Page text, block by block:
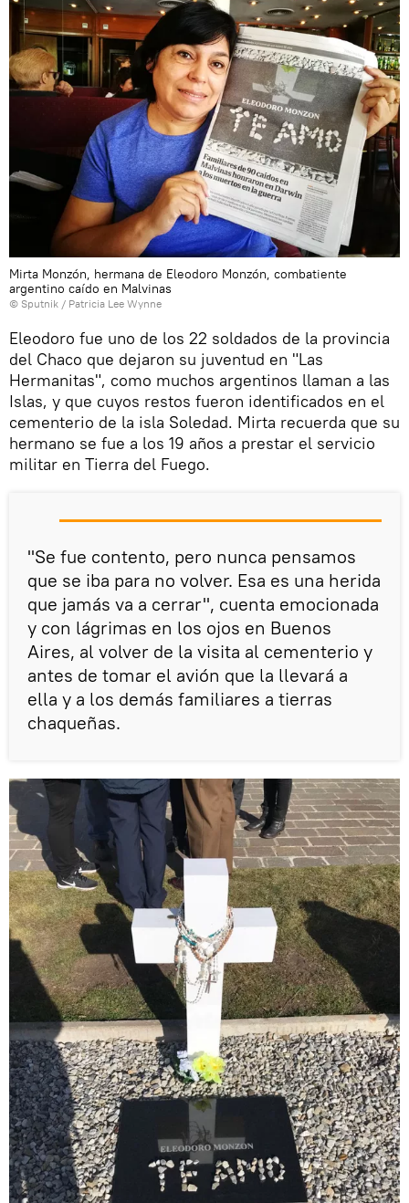
Mirta Monzón, hermana de Eleodoro Monzón, combatiente
argentino caído en Malvinas
© Sputnik / Patricia Lee Wynne
Eleodoro fue uno de los 22 soldados de la provincia
del Chaco que dejaron su juventud en "Las
Hermanitas", como muchos argentinos llaman a las
Islas, y que cuyos restos fueron identificados en el
cementerio de la isla Soledad. Mirta recuerda que su
hermano se fue a los 19 años a prestar el servicio
militar en Tierra del Fuego.
"Se fue contento, pero nunca pensamos
que se iba para no volver. Esa es una herida
que jamás va a cerrar", cuenta emocionada
y con lágrimas en los ojos en Buenos
Aires, al volver de la visita al cementerio y
antes de tomar el avión que la llevará a
ella y a los demás familiares a tierras
chaqueñas.